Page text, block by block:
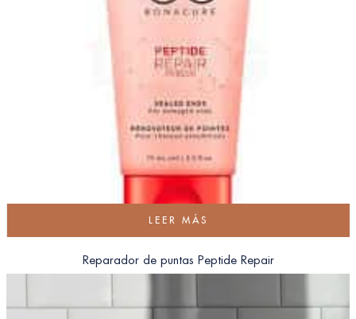
LEER MÁS
Reparador de puntas Peptide Repair